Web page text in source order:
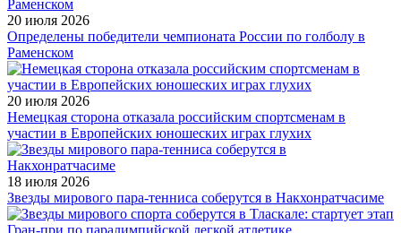
20 июля 2026
Определены победители чемпионата России по голболу в
Раменском
20 июля 2026
Немецкая сторона отказала российским спортсменам в
участии в Европейских юношеских играх глухих
18 июля 2026
Звезды мирового пара-тенниса соберутся в Накхонратчасиме